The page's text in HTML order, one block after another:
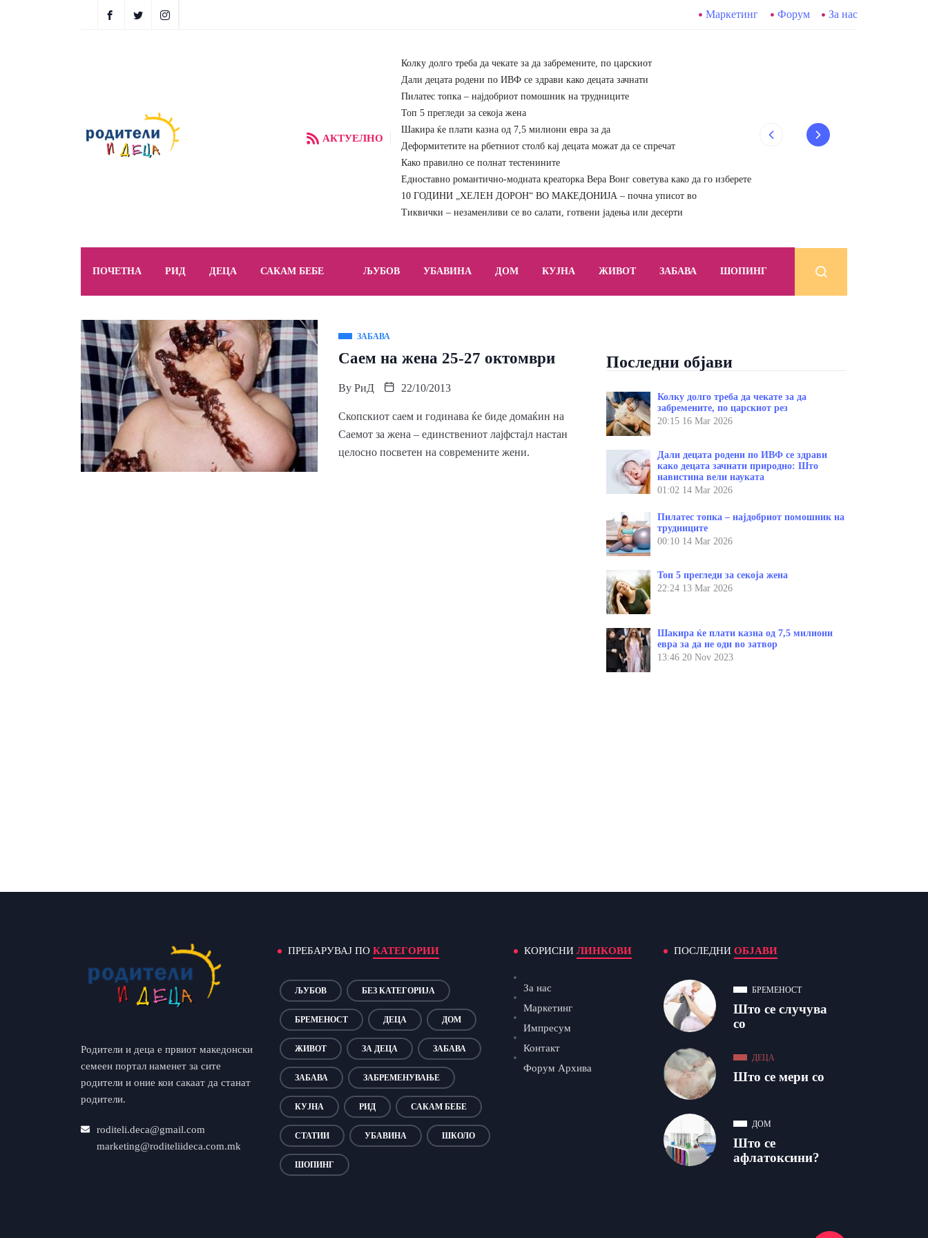
Маркетинг Форум За нас
АКТУЕЛНО
Колку долго треба да чекате за да забремените, по царскиот
Дали децата родени по ИВФ се здрави како децата зачнати
Пилатес топка – најдобриот помошник на трудниците
Топ 5 прегледи за секоја жена
Шакира ќе плати казна од 7,5 милиони евра за да
Деформитетите на рбетниот столб кај децата можат да се спречат
Како правилно се полнат тестенините
Едноставно романтично-модната креаторка Вера Вонг советува како да го изберете
10 ГОДИНИ „ХЕЛЕН ДОРОН“ ВО МАКЕДОНИЈА – почна уписот во
Тиквички – незаменливи се во салати, готвени јадења или десерти
ПОЧЕТНА РИД ДЕЦА САКАМ БЕБЕ ЉУБОВ УБАВИНА ДОМ КУЈНА ЖИВОТ ЗАБАВА ШОПИНГ
ЗАБАВА
Саем на жена 25-27 октомври
By РиД 22/10/2013
Скопскиот саем и годинава ќе биде домаќин на
Саемот за жена – единствениот лајфстајл настан
целосно посветен на современите жени.
Последни објави
Колку долго треба да чекате за да
забремените, по царскиот рез
20:15 16 Mar 2026
Дали децата родени по ИВФ се здрави
како децата зачнати природно: Што
навистина вели науката
01:02 14 Mar 2026
Пилатес топка – најдобриот помошник на
трудниците
00:10 14 Mar 2026
Топ 5 прегледи за секоја жена
22:24 13 Mar 2026
Шакира ќе плати казна од 7,5 милиони
евра за да не оди во затвор
13:46 20 Nov 2023
Родители и деца е првиот македонски
семеен портал наменет за сите
родители и оние кои сакаат да станат
родители.
roditeli.deca@gmail.com
marketing@roditeliideca.com.mk
ПРЕБАРУВАЈ ПО КАТЕГОРИИ
ЉУБОВ БЕЗ КАТЕГОРИЈА
БРЕМЕНОСТ ДЕЦА ДОМ
ЖИВОТ ЗА ДЕЦА ЗАБАВА
ЗАБАВА ЗАБРЕМЕНУВАЊЕ
КУЈНА РИД САКАМ БЕБЕ
СТАТИИ УБАВИНА ШКОЛО
ШОПИНГ
КОРИСНИ ЛИНКОВИ
За нас
Маркетинг
Импресум
Контакт
Форум Архива
ПОСЛЕДНИ ОБЈАВИ
БРЕМЕНОСТ
Што се случува
со
ДЕЦА
Што се мери со
ДОМ
Што се
афлатоксини?